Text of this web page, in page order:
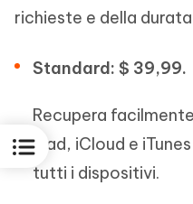
richieste e della
Standard: $ 39,99.
Recupera
iPad, iCloud e
tutti i dispositivi.